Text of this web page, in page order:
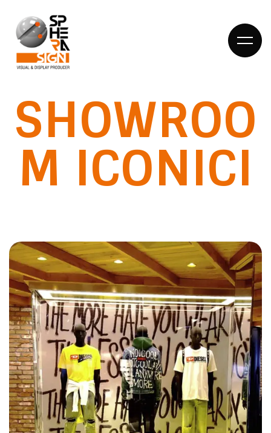
HOME
DIETRO LE
COSA
FACCIAMO
PORTFOLIO
CONTATTI
SHOWROO
M ICONICI